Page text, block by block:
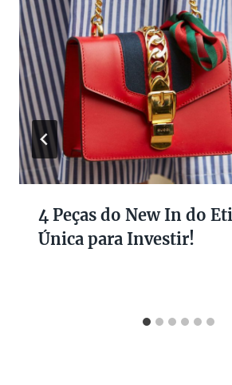
4 Peças do New In do
Única para Investir!